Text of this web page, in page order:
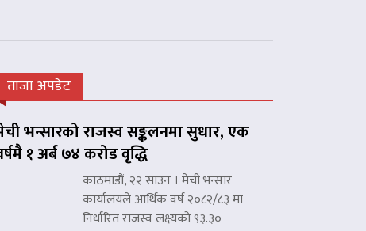
ताजा अपडेट
भन्सारको राजस्व सङ्कलनमा सुधार, एक
१ अर्ब ७४ करोड वृद्धि
काठमाडौं, २२ साउन । मेची भन्सार
कार्यालयले आर्थिक वर्ष २०८२/८३ मा
निर्धारित राजस्व लक्ष्यको ९३.३०